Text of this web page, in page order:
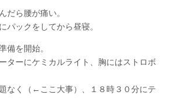
だら腰が痛い。
パックをしてから昼寝。
備を開始。
ターにケミカルライト、胸にはストロボ
なく（←ここ大事）、１８時３０分にテ